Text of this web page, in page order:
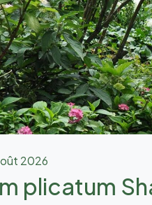
2026
plicatum